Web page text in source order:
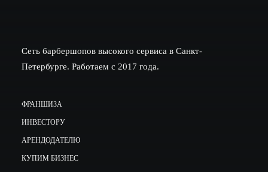
Сеть барбершопов высокого сервиса в Санкт-
Петербурге. Работаем с 2017 года.
ФРАНШИЗА
ИНВЕСТОРУ
АРЕНДОДАТЕЛЮ
КУПИМ БИЗНЕС